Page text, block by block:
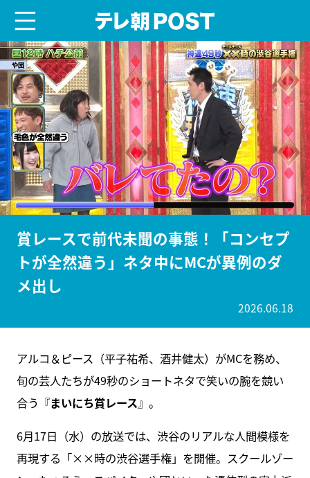
賞レースで前代未聞の事態！「コンセプ
トが全然違う」ネタ中にMCが異例のダ
メ出し
2026.06.18
アルコ＆ピース（平子祐希、酒井健太）がMCを務め、
旬の芸人たちが49秒のショートネタで笑いの腕を競い
合う『まいにち賞レース』。
6月17日（水）の放送では、渋谷のリアルな人間模様を
再現する「××時の渋谷選手権」を開催。スクールゾー